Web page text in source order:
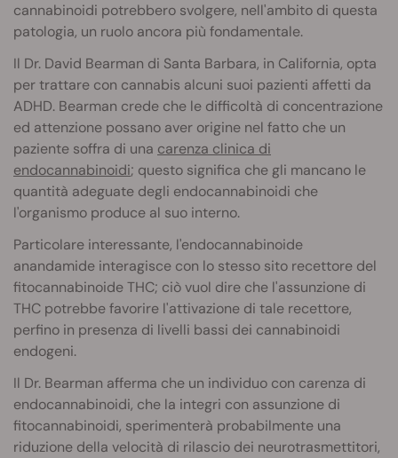
cannabinoidi potrebbero svolgere, nell'ambito di questa
patologia, un ruolo ancora più fondamentale.
Il Dr. David Bearman di Santa Barbara, in California, opta
per trattare con cannabis alcuni suoi pazienti affetti da
ADHD. Bearman crede che le difficoltà di concentrazione
ed attenzione possano aver origine nel fatto che un
paziente soffra di una carenza clinica di
endocannabinoidi; questo significa che gli mancano le
quantità adeguate degli endocannabinoidi che
l'organismo produce al suo interno.
Particolare interessante, l'endocannabinoide
anandamide interagisce con lo stesso sito recettore del
fitocannabinoide THC; ciò vuol dire che l'assunzione di
THC potrebbe favorire l'attivazione di tale recettore,
perfino in presenza di livelli bassi dei cannabinoidi
endogeni.
Il Dr. Bearman afferma che un individuo con carenza di
endocannabinoidi, che la integri con assunzione di
fitocannabinoidi, sperimenterà probabilmente una
riduzione della velocità di rilascio dei neurotrasmettitori,